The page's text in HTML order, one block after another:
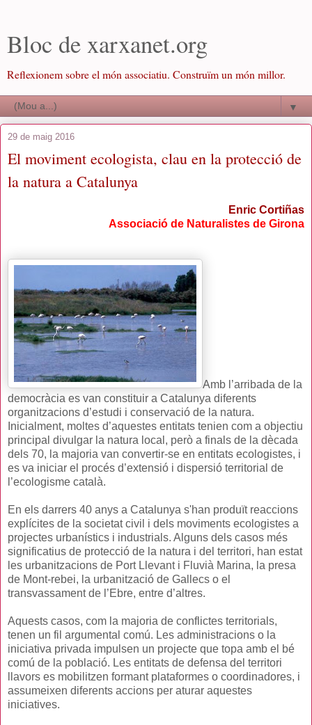
Bloc de xarxanet.org
Reflexionem sobre el món associatiu. Construïm un món millor.
▼
29 de maig 2016
El moviment ecologista, clau en la protecció de
la natura a Catalunya
Enric Cortiñas
Associació de Naturalistes de Girona
Amb l’arribada de la
democràcia es van constituir a Catalunya diferents
organitzacions d’estudi i conservació de la natura.
Inicialment, moltes d’aquestes entitats tenien com a objectiu
principal divulgar la natura local, però a finals de la dècada
dels 70, la majoria van convertir-se en entitats ecologistes, i
es va iniciar el procés d’extensió i dispersió territorial de
l’ecologisme català.
En els darrers 40 anys a Catalunya s'han produït reaccions
explícites de la societat civil i dels moviments ecologistes a
projectes urbanístics i industrials. Alguns dels casos més
significatius de protecció de la natura i del territori, han estat
les urbanitzacions de Port Llevant i Fluvià Marina, la presa
de Mont-rebei, la urbanització de Gallecs o el
transvassament de l’Ebre, entre d’altres.
Aquests casos, com la majoria de conflictes territorials,
tenen un fil argumental comú. Les administracions o la
iniciativa privada impulsen un projecte que topa amb el bé
comú de la població. Les entitats de defensa del territori
llavors es mobilitzen formant plataformes o coordinadores, i
assumeixen diferents accions per aturar aquestes
iniciatives.